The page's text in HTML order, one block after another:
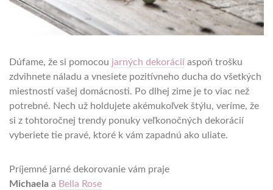
Dúfame, že si pomocou jarných dekorácií aspoň trošku
zdvihnete náladu a vnesiete pozitívneho ducha do všetkých
miestností vašej domácnosti. Po dlhej zime je to viac než
potrebné. Nech už holdujete akémukoľvek štýlu, veríme, že
si z tohtoročnej trendy ponuky veľkonočných dekorácií
vyberiete tie pravé, ktoré k vám zapadnú ako uliate.
Príjemné jarné dekorovanie vám praje
Michaela a Bella Rose